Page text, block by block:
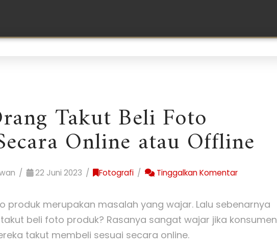
Takut Beli Foto
Online atau Offline
22 Juni 2023 Fotografi Tinggalkan Komentar
produk merupakan masalah yang wajar. Lalu sebenarnya
beli foto produk? Rasanya sangat wajar jika konsumen
takut membeli sesuai secara online.